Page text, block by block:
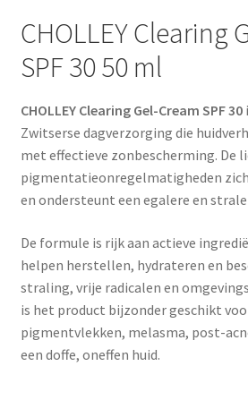
CHOLLEY Clearing
SPF 30 50 ml
CHOLLEY Clearing Gel-Cream SPF 30
Zwitserse dagverzorging die
met effectieve zonbescherming. De
pigmentatieonregelmatigheden
en ondersteunt een egalere en
De formule is rijk aan actieve
helpen herstellen, hydrateren en
straling, vrije radicalen en
is het product bijzonder geschikt
pigmentvlekken, melasma, post-
een doffe, oneffen huid.